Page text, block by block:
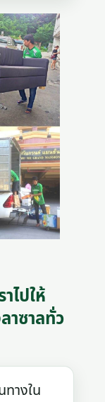
ไปให้
าซาลทั่ว
างใน